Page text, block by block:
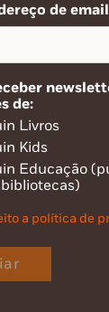
de
de:
Livros
Kids
Educação
a política de